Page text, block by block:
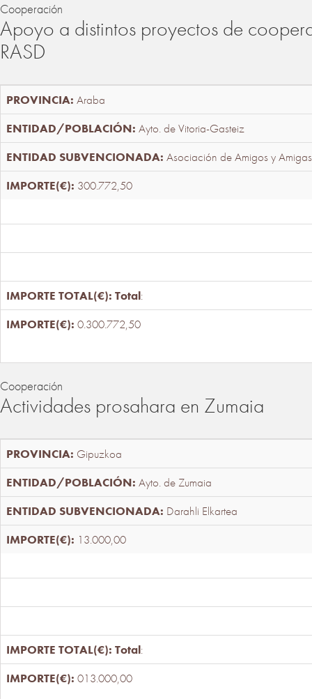
Cooperación
Apoyo a distintos proyectos de
RASD
Araba
Ayto. de Vitoria-Gasteiz
Asociación de Amigos y
300.772,50
Total:
0.300.772,50
Cooperación
Actividades prosahara en Zumaia
Gipuzkoa
Ayto. de Zumaia
Darahli Elkartea
13.000,00
Total:
013.000,00